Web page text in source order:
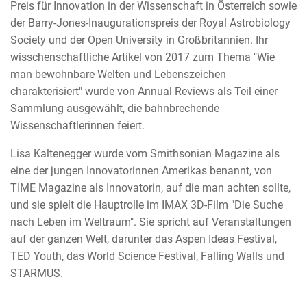
Preis für Innovation in der Wissenschaft in Österreich sowie
der Barry-Jones-Inaugurationspreis der Royal Astrobiology
Society und der Open University in Großbritannien. Ihr
wisschenschaftliche Artikel von 2017 zum Thema "Wie
man bewohnbare Welten und Lebenszeichen
charakterisiert" wurde von Annual Reviews als Teil einer
Sammlung ausgewählt, die bahnbrechende
Wissenschaftlerinnen feiert.
Lisa Kaltenegger wurde vom Smithsonian Magazine als
eine der jungen Innovatorinnen Amerikas benannt, von
TIME Magazine als Innovatorin, auf die man achten sollte,
und sie spielt die Hauptrolle im IMAX 3D-Film "Die Suche
nach Leben im Weltraum". Sie spricht auf Veranstaltungen
auf der ganzen Welt, darunter das Aspen Ideas Festival,
TED Youth, das World Science Festival, Falling Walls und
STARMUS.